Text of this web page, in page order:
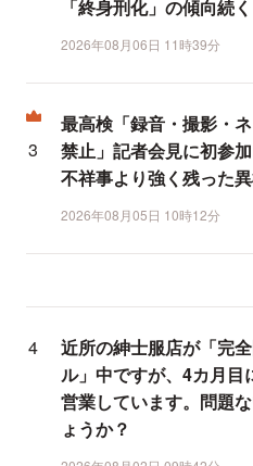
「終身刑化」の傾向続く
2026年08月06日 11時39分
最高検「録音・撮影・
禁止」記者会見に初参
不祥事より強く残った
2026年08月05日 10時12分
近所の紳士服店が「完
ル」中ですが、4カ月目
営業しています。問題
ょうか？